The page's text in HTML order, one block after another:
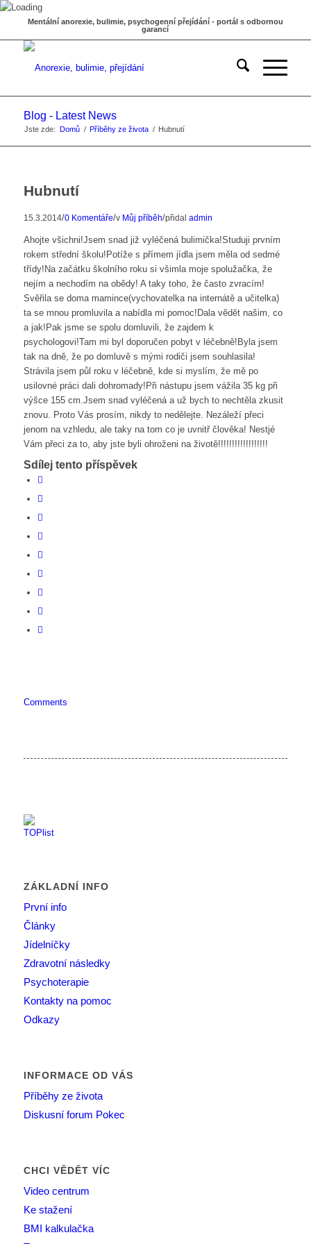
Mentální anorexie, bulimie, psychogenní přejídání - portál s odbornou
garancí
Blog - Latest News
Jste zde: Domů / Příběhy ze života / Hubnutí
Hubnutí
15.3.2014/0 Komentáře/v Můj příběh/přidal admin
Ahojte všichni!Jsem snad již vyléčená bulimička!Studuji prvním
rokem střední školu!Potíže s přímem jídla jsem měla od sedmé
třídy!Na začátku školního roku si všimla moje spolužačka, že
nejím a nechodím na obědy! A taky toho, že často zvracím!
Svěřila se doma mamince(vychovatelka na internátě a učitelka)
ta se mnou promluvila a nabídla mi pomoc!Dala vědět našim, co
a jak!Pak jsme se spolu domluvili, že zajdem k
psychologovi!Tam mi byl doporučen pobyt v léčebně!Byla jsem
tak na dně, že po domluvě s mými rodiči jsem souhlasila!
Strávila jsem půl roku v léčebně, kde si myslím, že mě po
usilovné práci dali dohromady!Při nástupu jsem vážila 35 kg při
výšce 155 cm.Jsem snad vyléčená a už bych to nechtěla zkusit
znovu. Proto Vás prosím, nikdy to nedělejte. Nezáleží přeci
jenom na vzhledu, ale taky na tom co je uvnitř člověka! Nestjé
Vám přeci za to, aby jste byli ohroženi na životě!!!!!!!!!!!!!!!!!!
Sdílej tento příspěvek
Comments
ZÁKLADNÍ INFO
První info
Články
Jídelníčky
Zdravotní následky
Psychoterapie
Kontakty na pomoc
Odkazy
INFORMACE OD VÁS
Příběhy ze života
Diskusní forum Pokec
CHCI VĚDĚT VÍC
Video centrum
Ke stažení
BMI kalkulačka